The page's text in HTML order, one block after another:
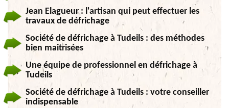
Jean Elagueur : l'artisan qui peut effectuer les
travaux de défrichage
Société de défrichage à Tudeils : des méthodes
bien maitrisées
Une équipe de professionnel en défrichage à
Tudeils
Société de défrichage à Tudeils : votre conseiller
indispensable